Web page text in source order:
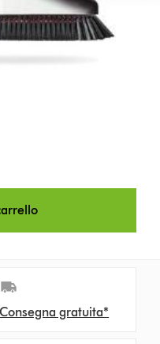
Consegna gratuita*